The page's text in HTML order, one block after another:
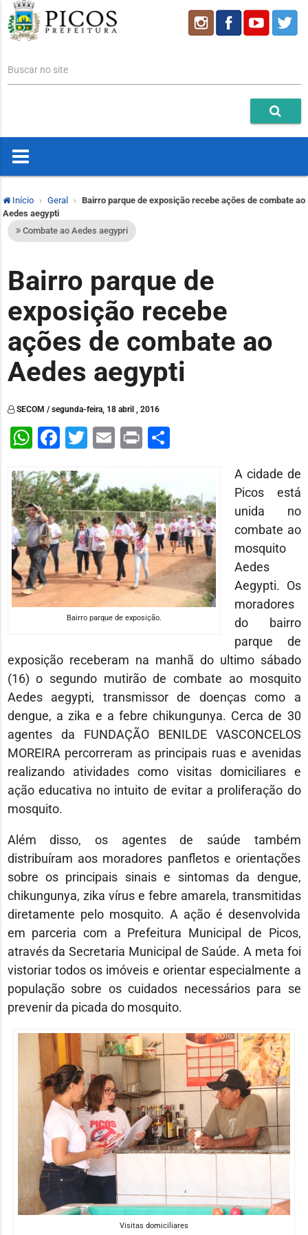
Buscar no site
Início Geral
Bairro parque de exposição recebe ações de combate ao
Aedes aegypti
Combate ao Aedes aegypri
Bairro parque de
exposição recebe
ações de combate ao
Aedes aegypti
SECOM / segunda-feira, 18 abril , 2016
WhatsApp
Facebook
Twitter
Email
PrintShare
Bairro parque de exposição.
A cidade de
Picos está
unida no
combate ao
mosquito
Aedes
Aegypti. Os
moradores
do bairro
parque de
exposição receberam na manhã do ultimo sábado
(16) o segundo mutirão de combate ao mosquito
Aedes aegypti, transmissor de doenças como a
dengue, a zika e a febre chikungunya. Cerca de 30
agentes da FUNDAÇÃO BENILDE VASCONCELOS
MOREIRA percorreram as principais ruas e avenidas
realizando atividades como visitas domiciliares e
ação educativa no intuito de evitar a proliferação do
mosquito.
Além disso, os agentes de saúde também
distribuíram aos moradores panfletos e orientações
sobre os principais sinais e sintomas da dengue,
chikungunya, zika vírus e febre amarela, transmitidas
diretamente pelo mosquito. A ação é desenvolvida
em parceria com a Prefeitura Municipal de Picos,
através da Secretaria Municipal de Saúde. A meta foi
vistoriar todos os imóveis e orientar especialmente a
população sobre os cuidados necessários para se
prevenir da picada do mosquito.
Visitas domiciliares